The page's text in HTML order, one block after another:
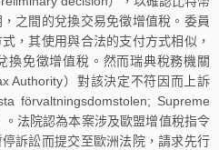
之間的兌換交易免徵增值稅。委員
，其使用與合法的支付方式相似，
換免徵增值稅。然而瑞典稅務機關
Authority）對該決定不符因而上訴
förvaltningsdomstolen; Supreme
法院認為本案涉及歐盟增值稅指令
訴訟而提交至歐洲法院，請求先行